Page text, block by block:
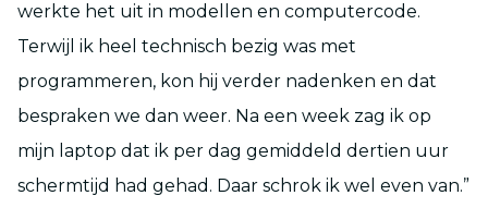
werkte het uit in modellen en computercode.
Terwijl ik heel technisch bezig was met
programmeren, kon hij verder nadenken en dat
bespraken we dan weer. Na een week zag ik op
mijn laptop dat ik per dag gemiddeld dertien uur
schermtijd had gehad. Daar schrok ik wel even van.”